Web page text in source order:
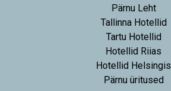
Pärnu Leht
Tallinna Hotellid
Tartu Hotellid
Hotellid Riias
Hotellid Helsingis
Pärnu üritused